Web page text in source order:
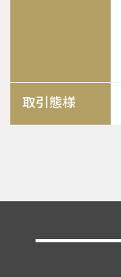
取引態様